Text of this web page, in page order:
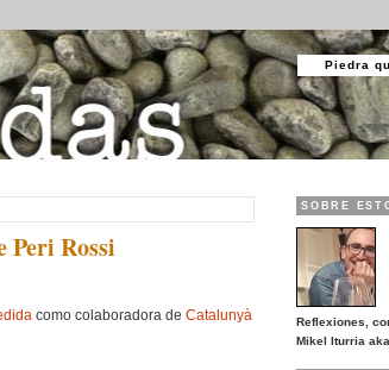
Piedra
Peri Rossi
como colaboradora de Catalunyà
SOBRE
Reflexiones,
Mikel Iturria